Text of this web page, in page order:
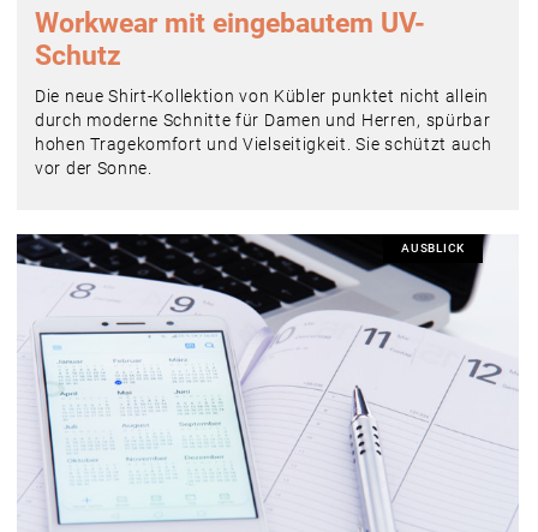
Workwear mit eingebautem UV-
Schutz
Die neue Shirt-Kollektion von Kübler punktet nicht allein
durch moderne Schnitte für Damen und Herren, spürbar
hohen Tragekomfort und Vielseitigkeit. Sie schützt auch
vor der Sonne.
AUSBLICK